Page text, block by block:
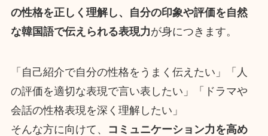
の性格を正しく理解し、自分の印象や評価を自然
な韓国語で伝えられる表現力が身につきます。
「自己紹介で自分の性格をうまく伝えたい」「人
の評価を適切な表現で言い表したい」「ドラマや
会話の性格表現を深く理解したい」
そんな方に向けて、
コミュニケーション力を高め